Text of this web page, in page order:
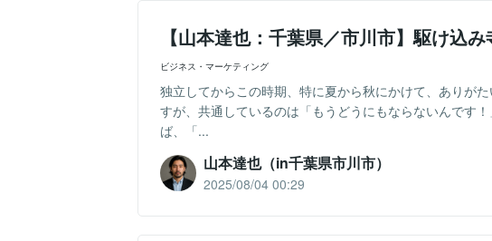
【山本達也：千葉県／市川市】駆け込み
ビジネス・マーケティング
独立してからこの時期、特に夏から秋にかけて、ありが
すが、共通しているのは「もうどうにもならないんです
ば、「...
山本達也（in千葉県市川市）
2025/08/04 00:29